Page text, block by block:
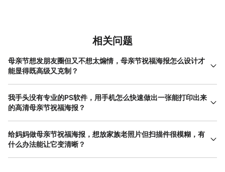
相关问题
母亲节想发朋友圈但又不想太煽情，母亲节祝福海报怎么设计才
能显得既高级又克制？
想要设计出既高级又克制的母亲节祝福海报，关键在于“做减法”和
“留白”。很多人误以为节日海报必须堆砌爱心、花朵和夸张的大字，
但这往往显得杂乱。高级感通常来源于低饱和度的 莫兰迪色 系或单
体优雅地放置在画面中央偏下的位置。画面上方留出大面积的纯色
或轻微纹理背景，甚至可以加入一点类似“胶片烧伤”的做旧颗粒感。
我手头没有专业的PS软件，用手机怎么快速做出一张能打印出来
的高清母亲节祝福海报？
完全不需要PS，利用美图设计室的网页端或App就能轻松搞定高清
母亲节祝福海报。针对出街打印的需求，最需要注意的是分辨率设
置。在挑选好喜欢的海报模版后，点击导出设置，一定要将画质选
给妈妈做母亲节祝福海报，想放家族老照片但扫描件很模糊，有
什么办法能让它变清晰？
老照片的模糊和划痕确实是制作母亲节祝福海报时的常见痛点。这